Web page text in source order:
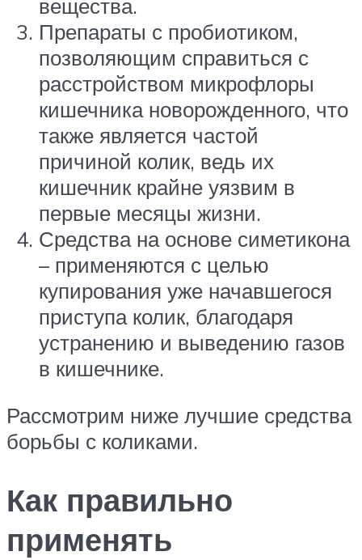
вещества.
Препараты с пробиотиком,
позволяющим справиться с
расстройством микрофлоры
кишечника новорожденного, что
также является частой
причиной колик, ведь их
кишечник крайне уязвим в
первые месяцы жизни.
Средства на основе симетикона
– применяются с целью
купирования уже начавшегося
приступа колик, благодаря
устранению и выведению газов
в кишечнике.
Рассмотрим ниже лучшие средства
борьбы с коликами.
Как правильно
применять